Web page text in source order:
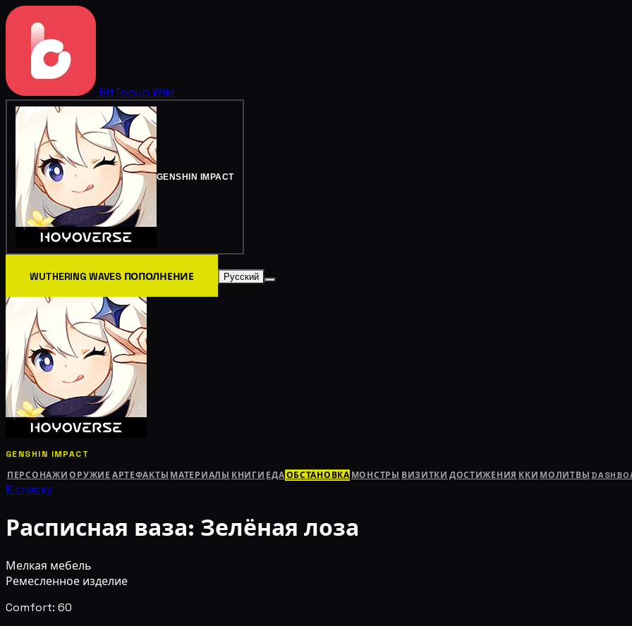
BitTopup Wiki
GENSHIN IMPACT
WUTHERING WAVES ПОПОЛНЕНИЕ Русский
GENSHIN IMPACT
ПЕРСОНАЖИ ОРУЖИЕ АРТЕФАКТЫ МАТЕРИАЛЫ КНИГИ ЕДАОБСТАНОВКА МОНСТРЫ ВИЗИТКИ ДОСТИЖЕНИЯ ККИ МОЛИТВЫ
К списку
Расписная ваза: Зелёная лоза
Мелкая мебель
Ремесленное изделие
Comfort: 60